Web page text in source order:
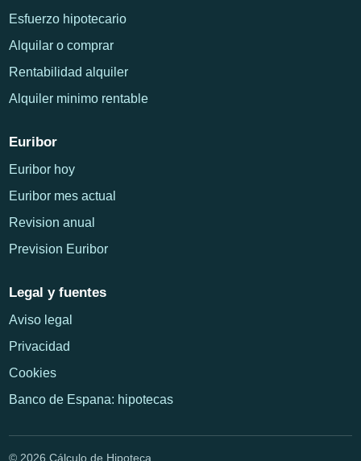
Esfuerzo hipotecario
Alquilar o comprar
Rentabilidad alquiler
Alquiler minimo rentable
Euribor
Euribor hoy
Euribor mes actual
Revision anual
Prevision Euribor
Legal y fuentes
Aviso legal
Privacidad
Cookies
Banco de Espana: hipotecas
© 2026 Cálculo de Hipoteca